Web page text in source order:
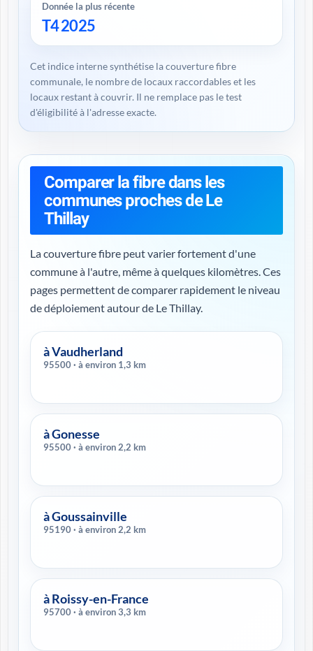
Donnée la plus récente
T4 2025
Cet indice interne synthétise la couverture fibre
communale, le nombre de locaux raccordables et les
locaux restant à couvrir. Il ne remplace pas le test
d'éligibilité à l'adresse exacte.
Comparer la fibre dans les
communes proches de Le
Thillay
La couverture fibre peut varier fortement d'une
commune à l'autre, même à quelques kilomètres. Ces
pages permettent de comparer rapidement le niveau
de déploiement autour de Le Thillay.
à Vaudherland
95500 · à environ 1,3 km
à Gonesse
95500 · à environ 2,2 km
à Goussainville
95190 · à environ 2,2 km
à Roissy-en-France
95700 · à environ 3,3 km